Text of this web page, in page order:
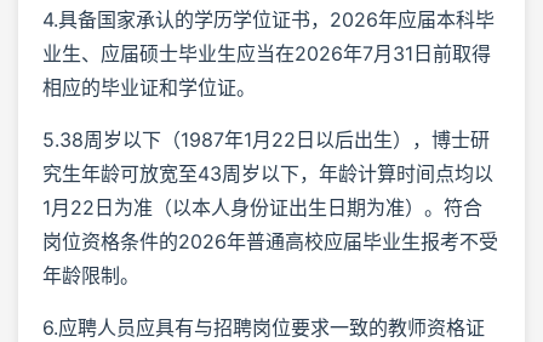
4.具备国家承认的学历学位证书，2026年应届本科毕
业生、应届硕士毕业生应当在2026年7月31日前取得
相应的毕业证和学位证。
5.38周岁以下（1987年1月22日以后出生），博士研
究生年龄可放宽至43周岁以下，年龄计算时间点均以
1月22日为准（以本人身份证出生日期为准）。符合
岗位资格条件的2026年普通高校应届毕业生报考不受
年龄限制。
6.应聘人员应具有与招聘岗位要求一致的教师资格证